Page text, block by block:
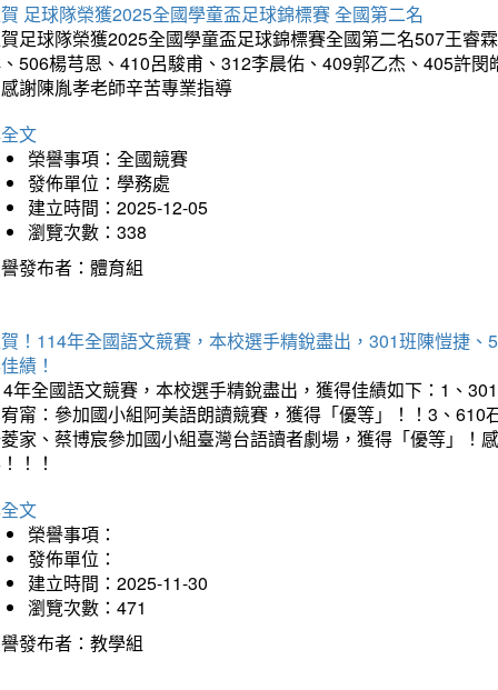
足球隊榮獲2025全國學童盃足球錦標賽 全國第二名
足球隊榮獲2025全國學童盃足球錦標賽全國第二名507王睿
506楊芎恩、410呂駿甫、312李晨佑、409郭乙杰、405許
謝陳胤孝老師辛苦專業指導
文
榮譽事項：全國競賽
發佈單位：學務處
建立時間：2025-12-05
瀏覽次數：338
發布者：體育組
！114年全國語文競賽，本校選手精銳盡出，301班陳愷捷
績！
年全國語文競賽，本校選手精銳盡出，獲得佳績如下：1、
甯：參加國小組阿美語朗讀競賽，獲得「優等」！！3、
家、蔡博宸參加國小組臺灣台語讀者劇場，獲得「優等」！
！！
文
榮譽事項：
發佈單位：
建立時間：2025-11-30
瀏覽次數：471
發布者：教學組